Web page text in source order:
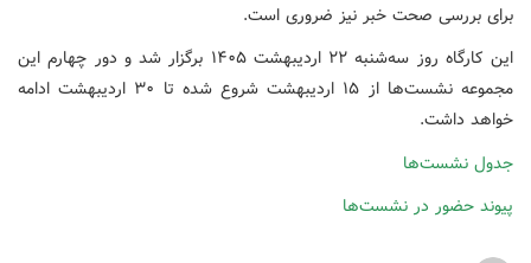
برای بررسی صحت خبر نیز ضروری است.
این کارگاه روز سه‌شنبه ۲۲ اردیبهشت ۱۴۰۵ برگزار شد و دور چهارم این
مجموعه نشست‌ها از ۱۵ اردیبهشت شروع شده تا ۳۰ اردیبهشت ادامه
خواهد داشت.
جدول نشست‌ها
پیوند حضور در نشست‌ها